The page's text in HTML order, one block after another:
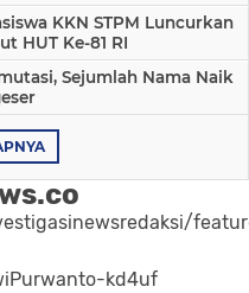
KKN STPM Luncurkan
HUT Ke-81 RI
Sejumlah Nama Naik
kd4uf